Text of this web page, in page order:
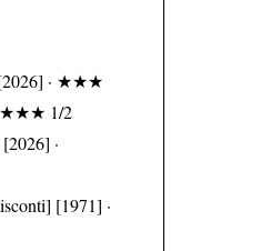
· ★★★
★★★ 1/2
·
[1971] ·